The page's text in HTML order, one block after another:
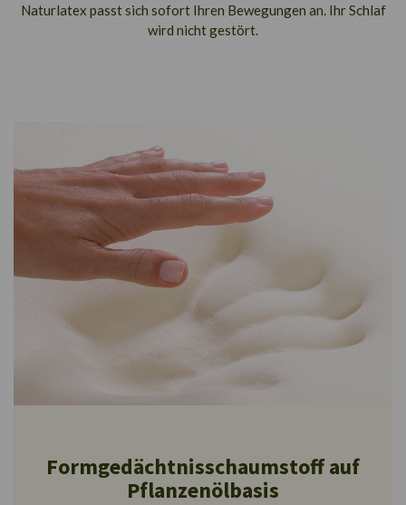
Naturlatex passt sich sofort Ihren Bewegungen an. Ihr Schlaf
wird nicht gestört.
Formgedächtnisschaumstoff auf
Pflanzenölbasis